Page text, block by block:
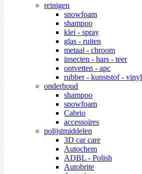
reinigen
snowfoam
shampoo
klei - spray
glas - ruiten
metaal - chroom
insecten - hars - teer
ontvetten - apc
rubber - kunststof - vinyl
onderhoud
shampoo
snowfoam
Cabrio
accessoires
polijstmiddelen
3D car care
Autochem
ADBL - Polish
Autobrite